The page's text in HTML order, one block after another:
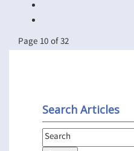
Page 10 of 32
Search Articles